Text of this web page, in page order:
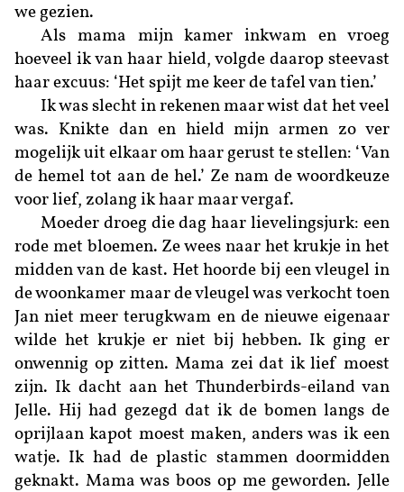
we gezien.
Als mama mijn kamer inkwam en vroeg
hoeveel ik van haar hield, volgde daarop steevast
haar excuus: ‘Het spijt me keer de tafel van tien.’
Ik was slecht in rekenen maar wist dat het veel
was. Knikte dan en hield mijn armen zo ver
mogelijk uit elkaar om haar gerust te stellen: ‘Van
de hemel tot aan de hel.’ Ze nam de woordkeuze
voor lief, zolang ik haar maar vergaf.
Moeder droeg die dag haar lievelingsjurk: een
rode met bloemen. Ze wees naar het krukje in het
midden van de kast. Het hoorde bij een vleugel in
de woonkamer maar de vleugel was verkocht toen
Jan niet meer terugkwam en de nieuwe eigenaar
wilde het krukje er niet bij hebben. Ik ging er
onwennig op zitten. Mama zei dat ik lief moest
zijn. Ik dacht aan het Thunderbirds-eiland van
Jelle. Hij had gezegd dat ik de bomen langs de
oprijlaan kapot moest maken, anders was ik een
watje. Ik had de plastic stammen doormidden
geknakt. Mama was boos op me geworden. Jelle